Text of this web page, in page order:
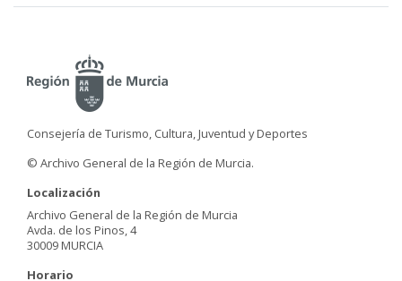
Consejería de Turismo, Cultura, Juventud y Deportes
© Archivo General de la Región de Murcia.
Localización
Archivo General de la Región de Murcia
Avda. de los Pinos, 4
30009 MURCIA
Horario